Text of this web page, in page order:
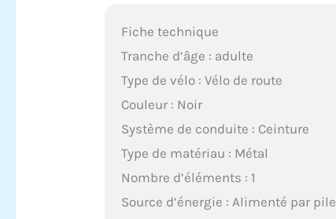
Fiche technique
Tranche d’âge : adulte
Type de vélo : Vélo de route
Couleur : Noir
Système de conduite : Ceinture
Type de matériau : Métal
Nombre d’éléments : 1
Source d’énergie : Alimenté par pile